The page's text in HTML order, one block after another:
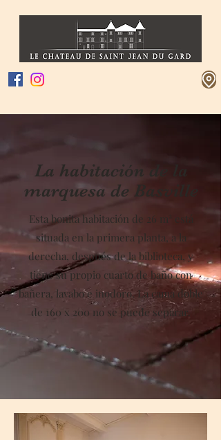
La habitación de la
marquesa de Basville
Esta bonita habitación de 26 m² está
situada en la primera planta, a la
derecha, después de la biblioteca, y
tiene su propio cuarto de baño con
bañera, lavabo e inodoro. La cama doble
de 160 x 200 no se puede separar.